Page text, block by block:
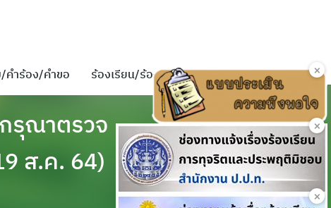
คำร้อง/คำขอ ร้องเรียน/ร้องทุกข์ ติดต่อเรา
รุณาตรวจ
ส.ค. 64)
×
×
×